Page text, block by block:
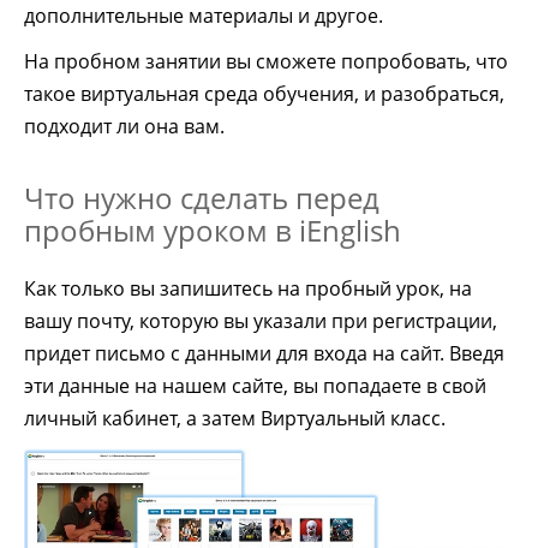
дополнительные материалы и другое.
На пробном занятии вы сможете попробовать, что
такое виртуальная среда обучения, и разобраться,
подходит ли она вам.
Что нужно сделать перед
пробным уроком в iEnglish
Как только вы запишитесь на пробный урок, на
вашу почту, которую вы указали при регистрации,
придет письмо с данными для входа на сайт. Введя
эти данные на нашем сайте, вы попадаете в свой
личный кабинет, а затем Виртуальный класс.